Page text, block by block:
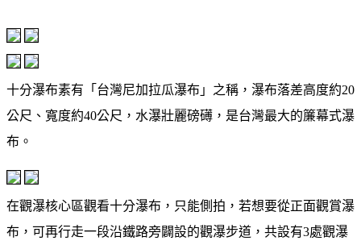
十分瀑布素有「台灣尼加拉瓜瀑布」之稱，瀑布落差高度約20
公尺、寬度約40公尺，水瀑壯麗磅礡，是台灣最大的簾幕式瀑
布。
在觀瀑核心區觀看十分瀑布，只能側拍，若想要從正面觀賞瀑
布，可再行走一段沿鐵路旁闢設的觀瀑步道，共設有3處觀瀑